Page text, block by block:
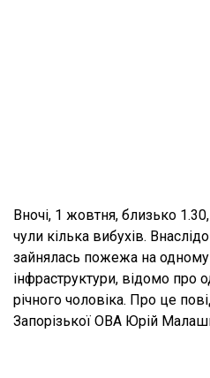
Вночі, 1 жовтня, близько
чули кілька вибухів.
зайнялась пожежа на одному
інфраструктури, відомо про
річного чоловіка. Про це
Запорізької ОВА Юрій